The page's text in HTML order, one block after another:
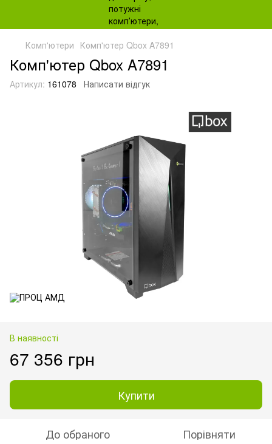
Комп'ютери Комп'ютер Qbox A7891
Комп'ютер Qbox A7891
Артикул: 161078 Написати відгук
В наявності
67 356 грн
Купити
До обраного Порівняти